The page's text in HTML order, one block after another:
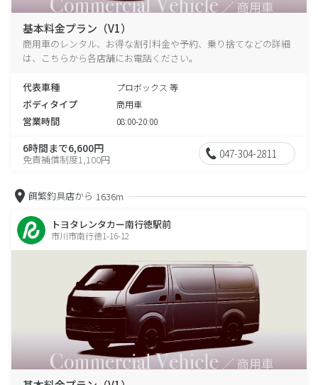
基本料金プラン（V1）
商用車のレンタル、お得な割引料金や予約、乗り捨てなどの詳細
は、こちらから各店舗にお電話ください。
代表車種 プロボックス 等
ボディタイプ 商用車
営業時間 08:00-20:00
6時間まで6,600円
免責補償制度1,100円 047-304-2811
餌繁釣具店から 1636m
トヨタレンタカー南行徳駅前
市川市南行徳1-16-12